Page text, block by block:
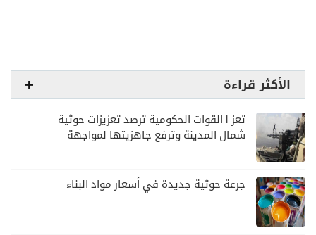
الأكثر قراءة
تعز | القوات الحكومية ترصد تعزيزات حوثية
شمال المدينة وترفع جاهزيتها لمواجهة
جرعة حوثية جديدة في أسعار مواد البناء